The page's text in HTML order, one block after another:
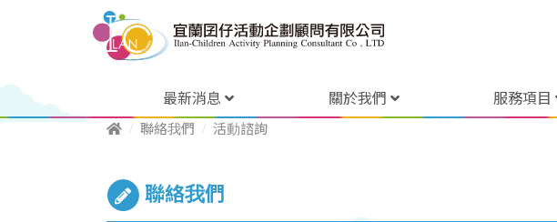
最新消息 關於我們 服務項目
聯絡我們 活動諮詢
聯絡我們